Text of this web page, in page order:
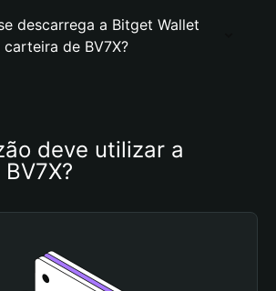
descarrega a Bitget Wallet
de BV7X?
deve utilizar a